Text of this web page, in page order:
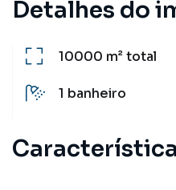
Detalhes do
10000 m²total
1 banheiro